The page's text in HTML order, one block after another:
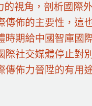
視角，剖析國際
佈的主要性，這
期給中國智庫國
社交媒體停止對
佈力晉陞的有用